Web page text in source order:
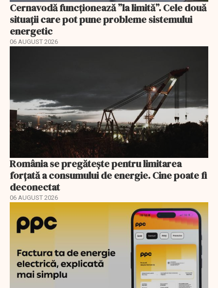
Cernavodă funcționează ”la limită”. Cele două
situații care pot pune probleme sistemului
energetic
06 AUGUST 2026
România se pregătește pentru limitarea
forțată a consumului de energie. Cine poate fi
deconectat
06 AUGUST 2026